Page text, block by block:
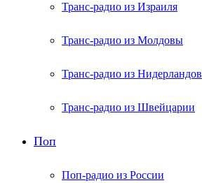
Транс-радио из Израиля
Транс-радио из Молдовы
Транс-радио из Нидерландов
Транс-радио из Швейцарии
Поп
Поп-радио из России